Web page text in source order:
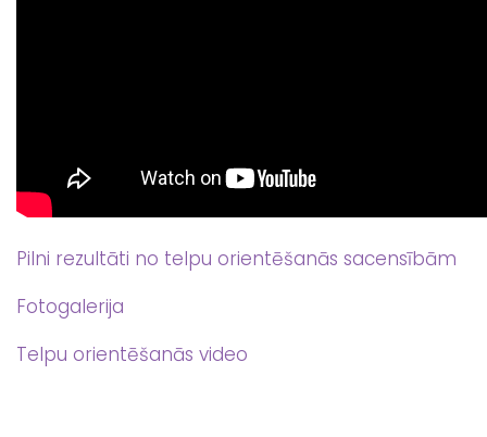
Pilni rezultāti no telpu orientēšanās sacensībām
Fotogalerija
Telpu orientēšanās video